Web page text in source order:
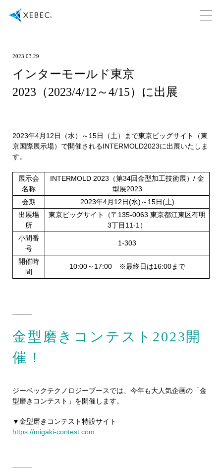
2023.03.29
インターモールド東京
2023（2023/4/12～4/15）に出展
2023年4月12日（水）～15日（土）まで東京ビッグサイト（東
京国際展示場）で開催されるINTERMOLD2023に出展いたしま
す。
展示会
名称
INTERMOLD 2023（第34回金型加工技術展）/ 金
型展2023
会期
2023年4月12日(水)～15日(土)
出展場
所
東京ビッグサイト（〒135-0063 東京都江東区有明
3丁目11-1）
小間番
号
1-303
開催時
間
10:00～17:00 ※最終日は16:00まで
金型磨きコンテスト2023開
催！
ジーベックテクノロジーブースでは、今年も大人気企画の「金
型磨きコンテスト」を開催します。
▼金型磨きコンテスト特設サイト
https://migaki-contest.com